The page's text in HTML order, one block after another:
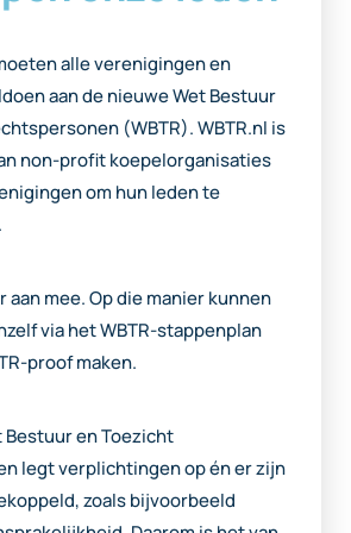
alle verenigingen en
aan de nieuwe Wet Bestuur
(WBTR). WBTR.nl is
non-profit koepelorganisaties
om hun leden te
aan mee. Op die manier kunnen
via het WBTR-stappenplan
proof maken.
Bestuur en Toezicht
legt verplichtingen op én er zijn
zoals bijvoorbeeld